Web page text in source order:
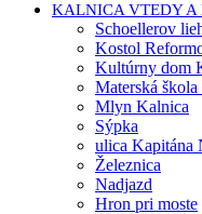
KALNICA VTEDY A
Schoellerov
Kostol
Kultúrny dom
Materská
Mlyn Kalnica
Sýpka
ulica Kapitána
Železnica
Nadjazd
Hron pri moste